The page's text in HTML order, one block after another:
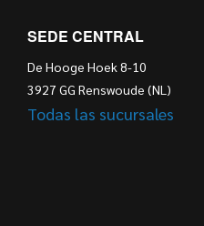
SEDE CENTRAL
De Hooge Hoek 8-10
3927 GG Renswoude (NL)
Todas las sucursales